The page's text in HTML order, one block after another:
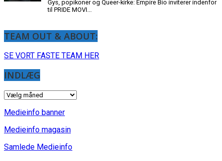
TEAM OUT & ABOUT:
SE VORT FASTE TEAM HER
INDLÆG
INDLÆG
Medieinfo banner
Medieinfo magasin
Samlede Medieinfo